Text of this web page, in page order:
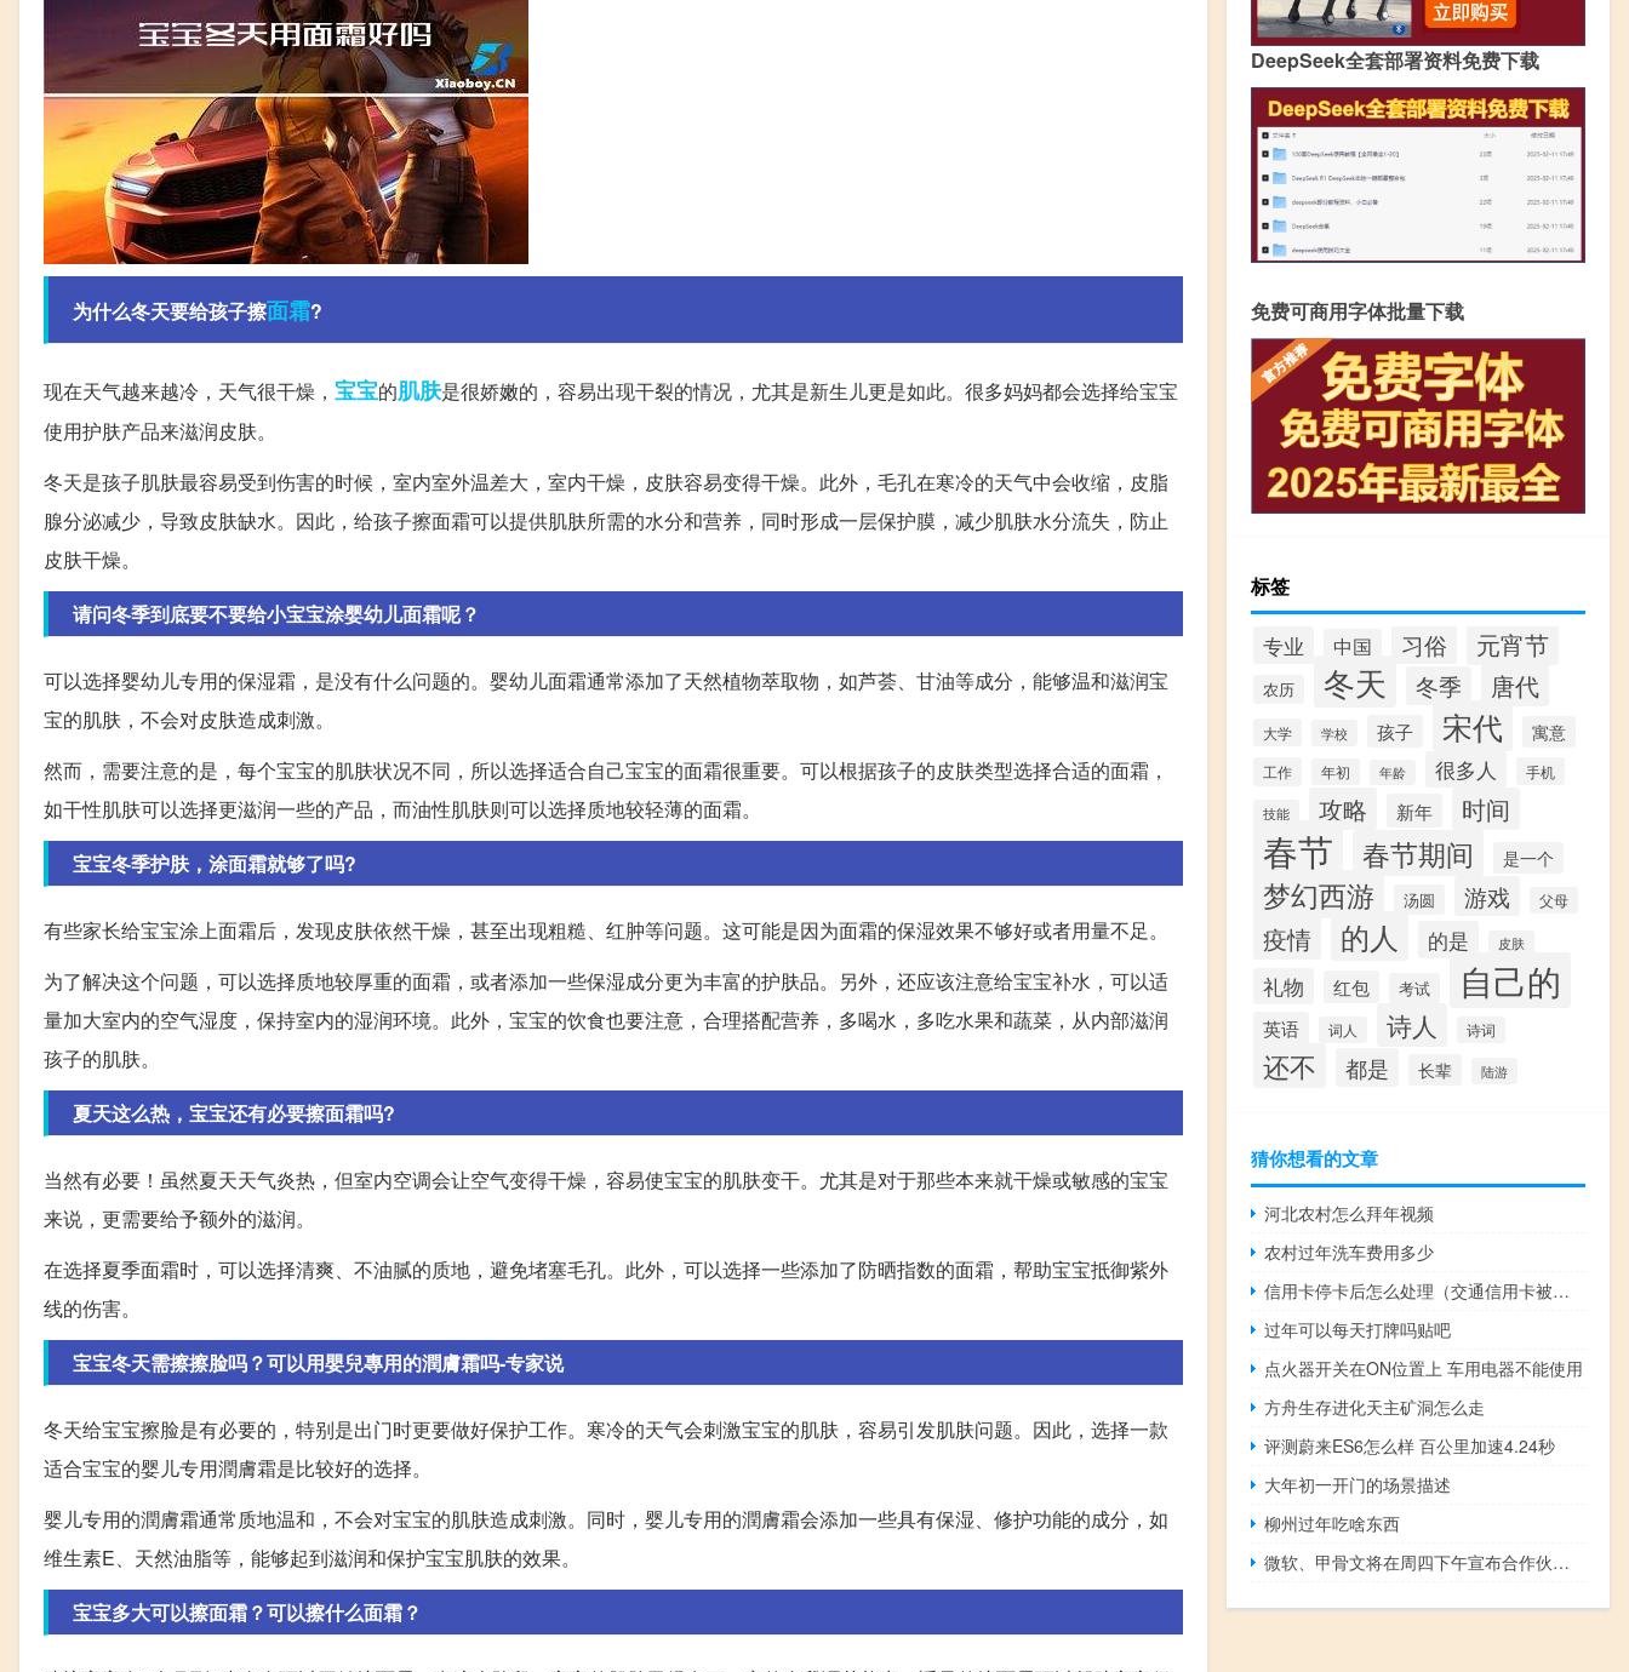
为什么冬天要给孩子擦面霜?
现在天气越来越冷，天气很干燥， 宝宝的肌肤是很娇嫩的，容易出现干裂的情况，尤其是新生儿更是如此。很多妈妈都会选择给宝宝
使用护肤产品来滋润皮肤。
冬天是孩子肌肤最容易受到伤害的时候，室内室外温差大，室内干燥，皮肤容易变得干燥。此外，毛孔在寒冷的天气中会收缩，皮脂
腺分泌减少，导致皮肤缺水。因此，给孩子擦面霜可以提供肌肤所需的水分和营养，同时形成一层保护膜，减少肌肤水分流失，防止
皮肤干燥。
请问冬季到底要不要给小宝宝涂婴幼儿面霜呢？
可以选择婴幼儿专用的保湿霜，是没有什么问题的。婴幼儿面霜通常添加了天然植物萃取物，如芦荟、甘油等成分，能够温和滋润宝
宝的肌肤，不会对皮肤造成刺激。
然而，需要注意的是，每个宝宝的肌肤状况不同，所以选择适合自己宝宝的面霜很重要。可以根据孩子的皮肤类型选择合适的面霜，
如干性肌肤可以选择更滋润一些的产品，而油性肌肤则可以选择质地较轻薄的面霜。
宝宝冬季护肤，涂面霜就够了吗?
有些家长给宝宝涂上面霜后，发现皮肤依然干燥，甚至出现粗糙、红肿等问题。这可能是因为面霜的保湿效果不够好或者用量不足。
为了解决这个问题，可以选择质地较厚重的面霜，或者添加一些保湿成分更为丰富的护肤品。另外，还应该注意给宝宝补水，可以适
量加大室内的空气湿度，保持室内的湿润环境。此外，宝宝的饮食也要注意，合理搭配营养，多喝水，多吃水果和蔬菜，从内部滋润
孩子的肌肤。
夏天这么热，宝宝还有必要擦面霜吗?
当然有必要！虽然夏天天气炎热，但室内空调会让空气变得干燥，容易使宝宝的肌肤变干。尤其是对于那些本来就干燥或敏感的宝宝
来说，更需要给予额外的滋润。
在选择夏季面霜时，可以选择清爽、不油腻的质地，避免堵塞毛孔。此外，可以选择一些添加了防晒指数的面霜，帮助宝宝抵御紫外
线的伤害。
宝宝冬天需擦擦脸吗？可以用嬰兒專用的潤膚霜吗-专家说
冬天给宝宝擦脸是有必要的，特别是出门时更要做好保护工作。寒冷的天气会刺激宝宝的肌肤，容易引发肌肤问题。因此，选择一款
适合宝宝的婴儿专用潤膚霜是比较好的选择。
婴儿专用的潤膚霜通常质地温和，不会对宝宝的肌肤造成刺激。同时，婴儿专用的潤膚霜会添加一些具有保湿、修护功能的成分，如
维生素E、天然油脂等，能够起到滋润和保护宝宝肌肤的效果。
宝宝多大可以擦面霜？可以擦什么面霜？
DeepSeek全套部署资料免费下载
免费可商用字体批量下载
标签
专业 中国 习俗 元宵节
农历 冬天 冬季 唐代
大学 学校 孩子 宋代 寓意
工作 年初 年龄 很多人 手机
技能 攻略 新年 时间
春节 春节期间 是一个
梦幻西游 汤圆 游戏 父母
疫情 的人 的是 皮肤
礼物 红包 考试 自己的
英语 词人 诗人 诗词
还不 都是 长辈 陆游
猜你想看的文章
河北农村怎么拜年视频
农村过年洗车费用多少
信用卡停卡后怎么处理（交通信用卡被停用怎么恢复）
过年可以每天打牌吗贴吧
点火器开关在ON位置上 车用电器不能使用
方舟生存进化天主矿洞怎么走
评测蔚来ES6怎么样 百公里加速4.24秒
大年初一开门的场景描述
柳州过年吃啥东西
微软、甲骨文将在周四下午宣布合作伙伴关系更新